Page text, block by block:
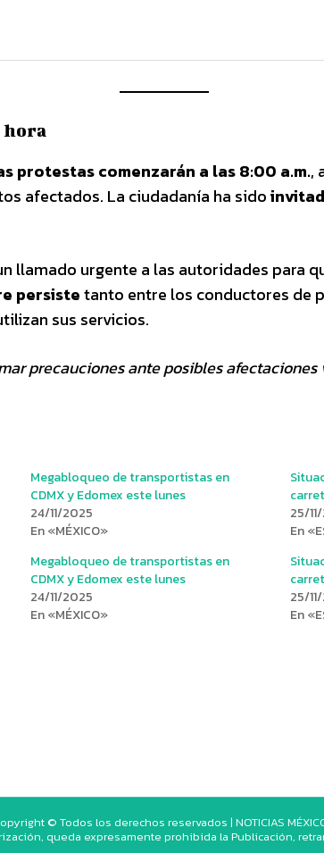
hora
protestas comenzarán a las 8:00 a.m.,
afectados. La ciudadanía ha sido
llamado urgente a las autoridades para
persistetanto entre los conductores de
sus servicios.
precauciones ante posibles
Megabloqueo de transportistas en
CDMX y Edomex este lunes
24/11/2025
En «MÉXICO»
25/
En
Megabloqueo de transportistas en
CDMX y Edomex este lunes
24/11/2025
En «MÉXICO»
25/
En
© Todos los derechos reservados | NOTICIAS
queda expresamente prohibida la Publicación,